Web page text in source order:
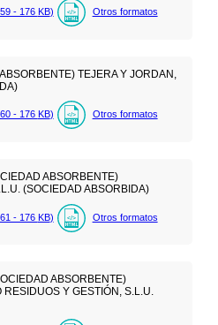
- 176 KB) Otros formatos
TEJERA Y JORDAN,
- 176 KB) Otros formatos
ABSORBENTE)
(SOCIEDAD ABSORBIDA)
- 176 KB) Otros formatos
ABSORBENTE)
Y GESTIÓN, S.L.U.